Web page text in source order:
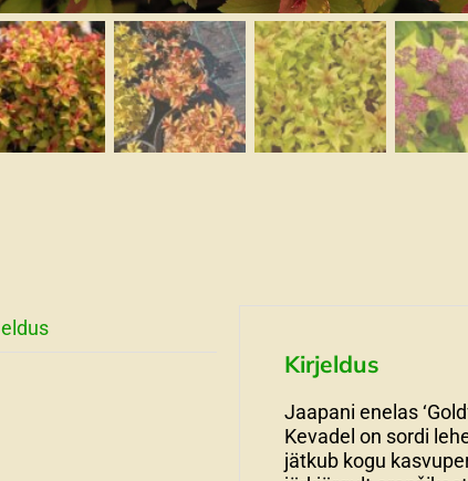
Kirjeldus
Jaapani enelas
Kevadel on sordi
jätkub kogu